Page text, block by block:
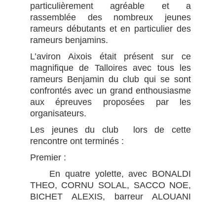
particulièrement agréable et a
rassemblée des nombreux jeunes
rameurs débutants et en particulier des
rameurs benjamins.
L’aviron Aixois était présent sur ce
magnifique de Talloires avec tous les
rameurs Benjamin du club qui se sont
confrontés avec un grand enthousiasme
aux épreuves proposées par les
organisateurs.
Les jeunes du club lors de cette
rencontre ont terminés :
Premier :
En quatre yolette, avec BONALDI
THEO, CORNU SOLAL, SACCO NOE,
BICHET ALEXIS, barreur ALOUANI